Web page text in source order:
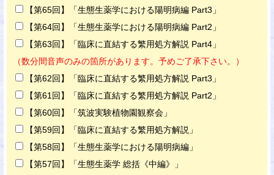
【第65回】「生態生薬学における陽明病編 Part3」
【第64回】「生態生薬学における陽明病編 Part2」
【第63回】「臨床に直結する繁用処方解説 Part4」
（数分間音声のみの箇所があります。予めご了承下さい。）
【第62回】「臨床に直結する繁用処方解説 Part3」
【第61回】「臨床に直結する繁用処方解説 Part2」
【第60回】「筑波実験植物園観察会」
【第59回】「臨床に直結する繁用処方解説」
【第58回】「生態生薬学における陽明病編」
【第57回】「生態生薬学 総括《中編》」